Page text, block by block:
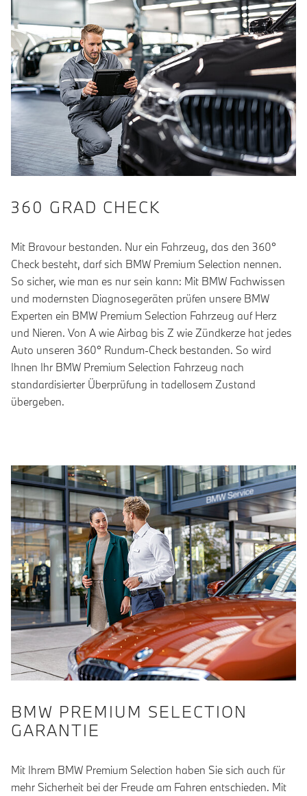
360 GRAD CHECK
Mit Bravour bestanden. Nur ein Fahrzeug, das den 360°
Check besteht, darf sich BMW Premium Selection nennen.
So sicher, wie man es nur sein kann: Mit BMW Fachwissen
und modernsten Diagnosegeräten prüfen unsere BMW
Experten ein BMW Premium Selection Fahrzeug auf Herz
und Nieren. Von A wie Airbag bis Z wie Zündkerze hat jedes
Auto unseren 360° Rundum-Check bestanden. So wird
Ihnen Ihr BMW Premium Selection Fahrzeug nach
standardisierter Überprüfung in tadellosem Zustand
übergeben.
BMW PREMIUM SELECTION
GARANTIE
Mit Ihrem BMW Premium Selection haben Sie sich auch für
mehr Sicherheit bei der Freude am Fahren entschieden. Mit